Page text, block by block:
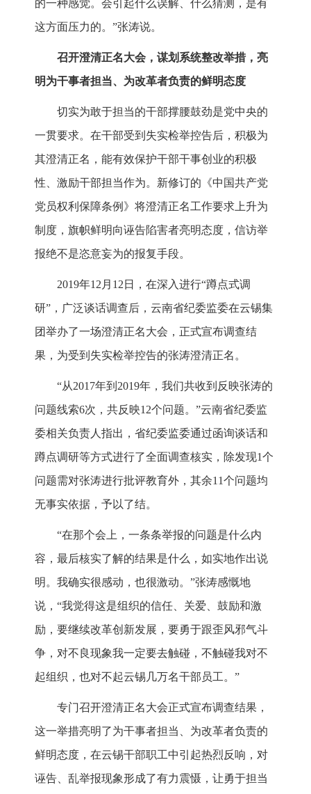
的一种感觉。会引起什么误解、什么猜测，是有
这方面压力的。”张涛说。
召开澄清正名大会，谋划系统整改举措，亮
明为干事者担当、为改革者负责的鲜明态度
切实为敢于担当的干部撑腰鼓劲是党中央的
一贯要求。在干部受到失实检举控告后，积极为
其澄清正名，能有效保护干部干事创业的积极
性、激励干部担当作为。新修订的《中国共产党
党员权利保障条例》将澄清正名工作要求上升为
制度，旗帜鲜明向诬告陷害者亮明态度，信访举
报绝不是恣意妄为的报复手段。
2019年12月12日，在深入进行“蹲点式调
研”，广泛谈话调查后，云南省纪委监委在云锡集
团举办了一场澄清正名大会，正式宣布调查结
果，为受到失实检举控告的张涛澄清正名。
“从2017年到2019年，我们共收到反映张涛的
问题线索6次，共反映12个问题。”云南省纪委监
委相关负责人指出，省纪委监委通过函询谈话和
蹲点调研等方式进行了全面调查核实，除发现1个
问题需对张涛进行批评教育外，其余11个问题均
无事实依据，予以了结。
“在那个会上，一条条举报的问题是什么内
容，最后核实了解的结果是什么，如实地作出说
明。我确实很感动，也很激动。”张涛感慨地
说，“我觉得这是组织的信任、关爱、鼓励和激
励，要继续改革创新发展，要勇于跟歪风邪气斗
争，对不良现象我一定要去触碰，不触碰我对不
起组织，也对不起云锡几万名干部员工。”
专门召开澄清正名大会正式宣布调查结果，
这一举措亮明了为干事者担当、为改革者负责的
鲜明态度，在云锡干部职工中引起热烈反响，对
诬告、乱举报现象形成了有力震慑，让勇于担当